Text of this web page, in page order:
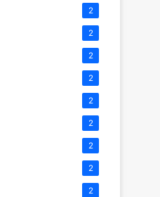
2
2
2
2
2
2
2
2
2